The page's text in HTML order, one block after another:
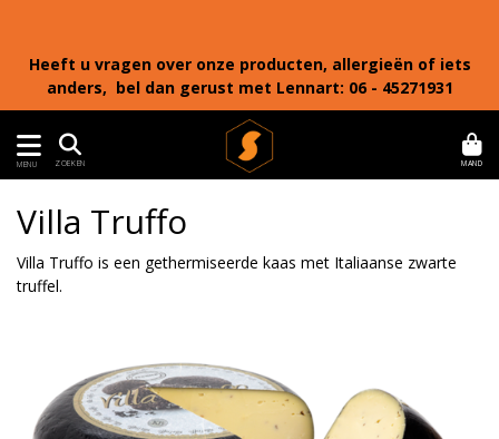
Heeft u vragen over onze producten, allergieën of iets
anders, bel dan gerust met Lennart: 06 - 45271931
MENU ZOEKEN MAND
Villa Truffo
Villa Truffo is een gethermiseerde kaas met Italiaanse zwarte
truffel.